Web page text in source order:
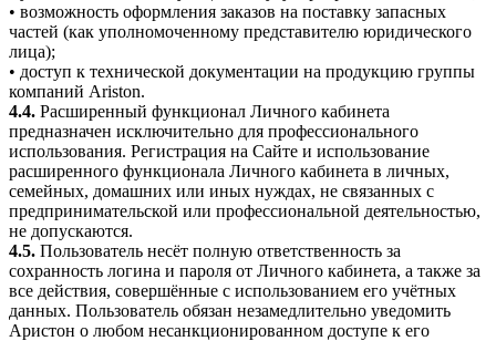
• возможность оформления заказов на поставку запасных
частей (как уполномоченному представителю юридического
лица);
• доступ к технической документации на продукцию группы
компаний Ariston.
4.4. Расширенный функционал Личного кабинета
предназначен исключительно для профессионального
использования. Регистрация на Сайте и использование
расширенного функционала Личного кабинета в личных,
семейных, домашних или иных нуждах, не связанных с
предпринимательской или профессиональной деятельностью,
не допускаются.
4.5. Пользователь несёт полную ответственность за
сохранность логина и пароля от Личного кабинета, а также за
все действия, совершённые с использованием его учётных
данных. Пользователь обязан незамедлительно уведомить
Аристон о любом несанкционированном доступе к его